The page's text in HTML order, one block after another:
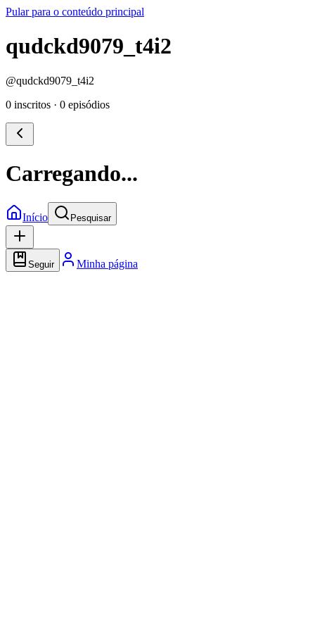
Pular para o conteúdo principal
qudckd9079_t4i2
@qudckd9079_t4i2
0 inscritos · 0 episódios
Carregando...
Início Pesquisar
Seguir Minha página